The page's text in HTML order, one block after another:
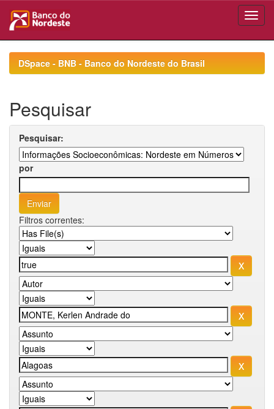
navigationDSpace - BNB - Banco do Nordeste do Brasil
Pesquisar
Pesquisar:
por
Filtros correntes: